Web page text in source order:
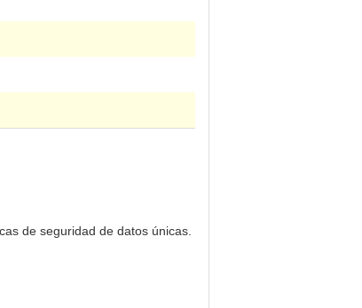
de seguridad de datos únicas.